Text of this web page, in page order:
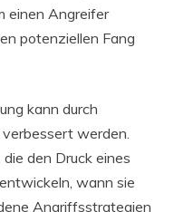
einen Angreifer
potenziellen Fang
kann durch
werden.
den Druck eines
wann sie
Angriffsstrategien